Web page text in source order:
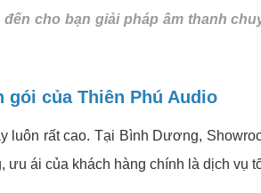
cho bạn giải pháp âm thanh
gói của Thiên Phú Audio
luôn rất cao. Tại Bình Dương,
ái của khách hàng chính là dịch vụ